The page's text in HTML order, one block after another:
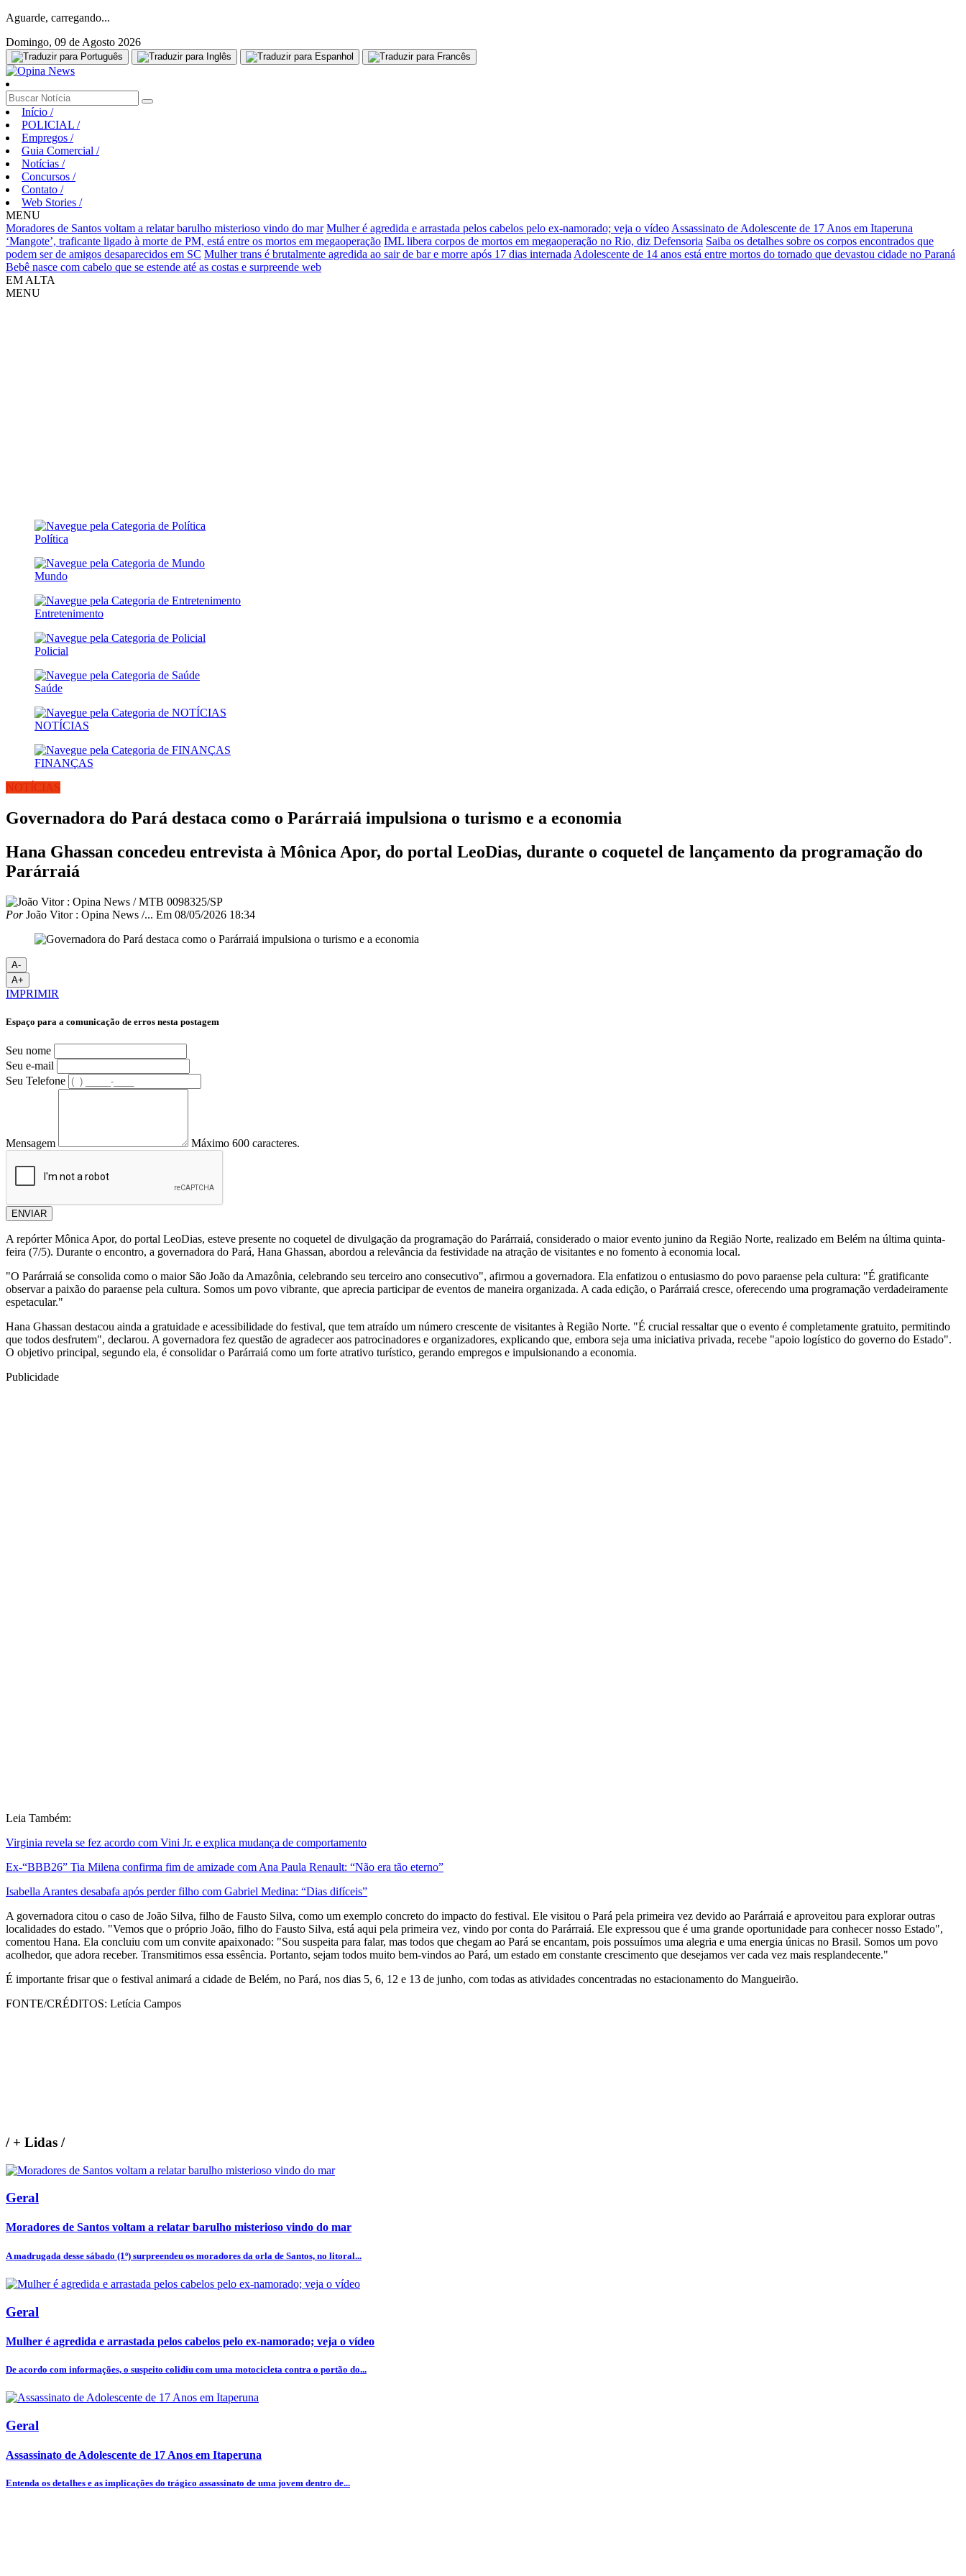
Aguarde, carregando...
Domingo, 09 de Agosto 2026
Início /
POLICIAL /
Empregos /
Guia Comercial /
Notícias /
Concursos /
Contato /
Web Stories /
MENU
Moradores de Santos voltam a relatar barulho misterioso vindo do mar Mulher é agredida e arrastada pelos cabelos pelo ex-namorado; veja o vídeo Assassinato de Adolescente de 17 Anos em Itaperuna
‘Mangote’, traficante ligado à morte de PM, está entre os mortos em megaoperação IML libera corpos de mortos em megaoperação no Rio, diz Defensoria Saiba os detalhes sobre os corpos encontrados que
podem ser de amigos desaparecidos em SC Mulher trans é brutalmente agredida ao sair de bar e morre após 17 dias internada Adolescente de 14 anos está entre mortos do tornado que devastou cidade no Paraná
Bebê nasce com cabelo que se estende até as costas e surpreende web
EM ALTA
MENU
Política
Mundo
Entretenimento
Policial
Saúde
NOTÍCIAS
FINANÇAS
NOTÍCIAS
Governadora do Pará destaca como o Parárraiá impulsiona o turismo e a economia
Hana Ghassan concedeu entrevista à Mônica Apor, do portal LeoDias, durante o coquetel de lançamento da programação do
Parárraiá
PorJoão Vitor : Opina News /... Em 08/05/2026 18:34
A-
A+
IMPRIMIR
Espaço para a comunicação de erros nesta postagem
Seu nome
Seu e-mail
Seu Telefone
Mensagem Máximo 600 caracteres.
ENVIAR
A repórter Mônica Apor, do portal LeoDias, esteve presente no coquetel de divulgação da programação do Parárraiá, considerado o maior evento junino da Região Norte, realizado em Belém na última quinta-
feira (7/5). Durante o encontro, a governadora do Pará, Hana Ghassan, abordou a relevância da festividade na atração de visitantes e no fomento à economia local.
"O Parárraiá se consolida como o maior São João da Amazônia, celebrando seu terceiro ano consecutivo", afirmou a governadora. Ela enfatizou o entusiasmo do povo paraense pela cultura: "É gratificante
observar a paixão do paraense pela cultura. Somos um povo vibrante, que aprecia participar de eventos de maneira organizada. A cada edição, o Parárraiá cresce, oferecendo uma programação verdadeiramente
espetacular."
Hana Ghassan destacou ainda a gratuidade e acessibilidade do festival, que tem atraído um número crescente de visitantes à Região Norte. "É crucial ressaltar que o evento é completamente gratuito, permitindo
que todos desfrutem", declarou. A governadora fez questão de agradecer aos patrocinadores e organizadores, explicando que, embora seja uma iniciativa privada, recebe "apoio logístico do governo do Estado".
O objetivo principal, segundo ela, é consolidar o Parárraiá como um forte atrativo turístico, gerando empregos e impulsionando a economia.
Publicidade
Leia Também:
Virginia revela se fez acordo com Vini Jr. e explica mudança de comportamento
Ex-“BBB26” Tia Milena confirma fim de amizade com Ana Paula Renault: “Não era tão eterno”
Isabella Arantes desabafa após perder filho com Gabriel Medina: “Dias difíceis”
A governadora citou o caso de João Silva, filho de Fausto Silva, como um exemplo concreto do impacto do festival. Ele visitou o Pará pela primeira vez devido ao Parárraiá e aproveitou para explorar outras
localidades do estado. "Vemos que o próprio João, filho do Fausto Silva, está aqui pela primeira vez, vindo por conta do Parárraiá. Ele expressou que é uma grande oportunidade para conhecer nosso Estado",
comentou Hana. Ela concluiu com um convite apaixonado: "Sou suspeita para falar, mas todos que chegam ao Pará se encantam, pois possuímos uma alegria e uma energia únicas no Brasil. Somos um povo
acolhedor, que adora receber. Transmitimos essa essência. Portanto, sejam todos muito bem-vindos ao Pará, um estado em constante crescimento que desejamos ver cada vez mais resplandecente."
É importante frisar que o festival animará a cidade de Belém, no Pará, nos dias 5, 6, 12 e 13 de junho, com todas as atividades concentradas no estacionamento do Mangueirão.
FONTE/CRÉDITOS: Letícia Campos
/+ Lidas /
Geral
Moradores de Santos voltam a relatar barulho misterioso vindo do mar
A madrugada desse sábado (1º) surpreendeu os moradores da orla de Santos, no litoral...
Geral
Mulher é agredida e arrastada pelos cabelos pelo ex-namorado; veja o vídeo
De acordo com informações, o suspeito colidiu com uma motocicleta contra o portão do...
Geral
Assassinato de Adolescente de 17 Anos em Itaperuna
Entenda os detalhes e as implicações do trágico assassinato de uma jovem dentro de...